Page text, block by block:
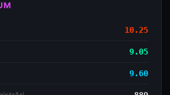
10.25
9.05
9.60